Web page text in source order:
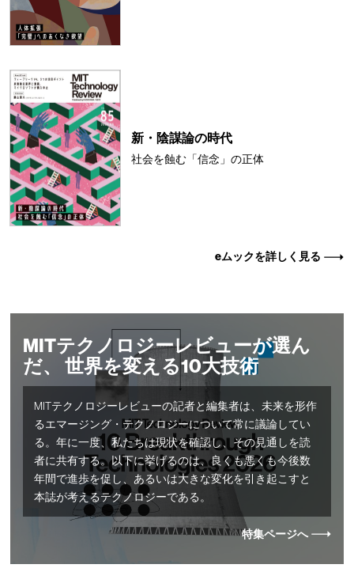
新・陰謀論の時代
社会を蝕む「信念」の正体
eムックを詳しく見る
MITテクノロジーレビューが選ん
だ、 世界を変える10大技術
MITテクノロジーレビューの記者と編集者は、未来を形作
るエマージング・テクノロジーについて常に議論してい
る。年に一度、私たちは現状を確認し、その見通しを読
者に共有する。以下に挙げるのは、良くも悪くも今後数
年間で進歩を促し、あるいは大きな変化を引き起こすと
本誌が考えるテクノロジーである。
特集ページへ